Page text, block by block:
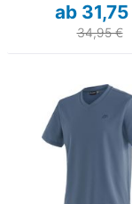
ab
34,95 €